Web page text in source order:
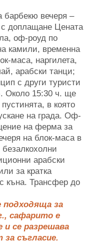
барбекю вечеря –
доплащане Цената
оф-роуд по
камили, временна
маса, наргилета,
арабски танци;
с други туристи
Около 15:30 ч. ще
в която
на града. Оф-
на ферма за
на блок-маса в
арабски
за кратка
къна. Трансфер до
подходяща за
сафарито е
се разрешава
за съгласие.